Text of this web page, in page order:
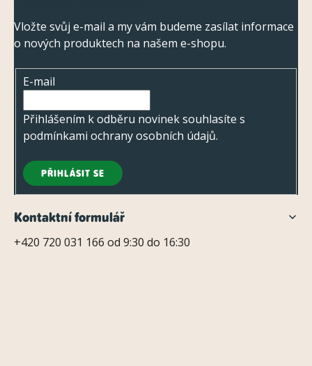
Vložte svůj e-mail a my vám budeme zasílat informace
o nových produktech na našem e-shopu.
E-mail
Přihlášením k odběru novinek souhlasíte s
podmínkami ochrany osobních údajů.
PŘIHLÁSIT SE
Kontaktní formulář
+420 720 031 166 od 9:30 do 16:30